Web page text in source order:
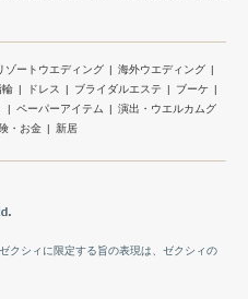
ゾートウエディング
海外ウエディング
輪 ドレス ブライダルエステ
ブーケ
ペーパーアイテム
演出・ウエルカムグ
・お金 新居
クシィに限定する旨の表現は、ゼクシィの